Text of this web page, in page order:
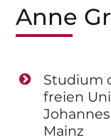
Anne
Studium
freien
Mainz